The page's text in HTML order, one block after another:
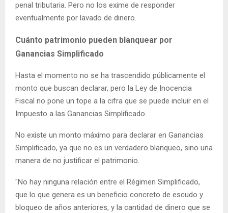
penal tributaria. Pero no los exime de responder
eventualmente por lavado de dinero.
Cuánto patrimonio pueden blanquear por
Ganancias Simplificado
Hasta el momento no se ha trascendido públicamente el
monto que buscan declarar, pero la Ley de Inocencia
Fiscal no pone un tope a la cifra que se puede incluir en el
Impuesto a las Ganancias Simplificado.
No existe un monto máximo para declarar en Ganancias
Simplificado, ya que no es un verdadero blanqueo, sino una
manera de no justificar el patrimonio.
"No hay ninguna relación entre el Régimen Simplificado,
que lo que genera es un beneficio concreto de escudo y
bloqueo de años anteriores, y la cantidad de dinero que se